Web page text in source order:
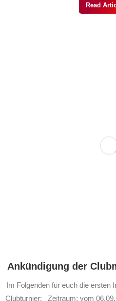
Read
Ankündigung der
Im Folgenden für euch die ersten
Clubturnier: Zeitraum: vom